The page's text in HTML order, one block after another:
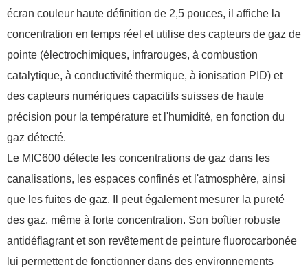
écran couleur haute définition de 2,5 pouces, il affiche la
concentration en temps réel et utilise des capteurs de gaz de
pointe (électrochimiques, infrarouges, à combustion
catalytique, à conductivité thermique, à ionisation PID) et
des capteurs numériques capacitifs suisses de haute
précision pour la température et l'humidité, en fonction du
gaz détecté.
Le MIC600 détecte les concentrations de gaz dans les
canalisations, les espaces confinés et l'atmosphère, ainsi
que les fuites de gaz. Il peut également mesurer la pureté
des gaz, même à forte concentration. Son boîtier robuste
antidéflagrant et son revêtement de peinture fluorocarbonée
lui permettent de fonctionner dans des environnements